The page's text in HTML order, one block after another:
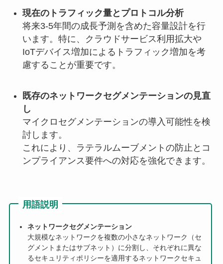
現在のトラフィック量とプロトコル分析
将来3-5年間の成長予測を含めた容量設計を行
います。特に、クラウドサービス利用拡大や
IoTデバイス増加によるトラフィック増加を考
慮することが重要です。
既存のネットワークセグメンテーションの見直
し
マイクロセグメンテーションの導入可能性を検
討します。
これにより、ラテラルムーブメントの防止とコ
ンプライアンス要件への対応を強化できます。
用語説明
ネットワークセグメンテーション
大規模なネットワークを複数の小さなネットワーク（セ
グメントまたはサブネット）に分割し、それぞれに異な
るセキュリティポリシーを適用するネットワークセキュ